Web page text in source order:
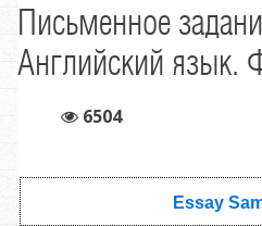
Письменное
Английский язык.
6504
Essay